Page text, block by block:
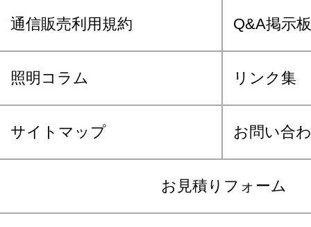
通信販売利用規約 Q&A掲示板
照明コラム リンク集
サイトマップ お問い合
お見積りフォーム